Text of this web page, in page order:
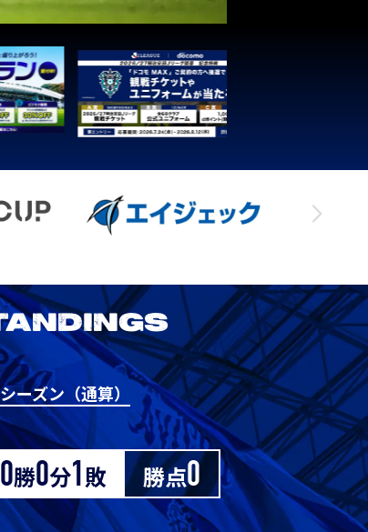
2026/27明治安田J1リーグ 京都サンガ
F.C. vs アビスパ福岡
8/29Sat. 19:00
シーズン（通算）
0勝0分1敗 勝点0
3 1 0 0
3 1 0 0
3 1 0 0
1 1
0
0 0 0 1
-1
0 0 0 1
-1
0 0 0 1
-1
0 0 1